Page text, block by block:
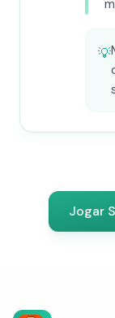
💡
Jogar